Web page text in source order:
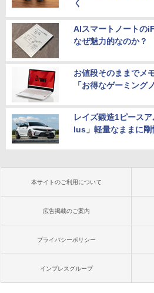
く
AIスマートノートの
なぜ魅力的なのか？
お値段そのままでメ
「お得なゲーミング
レイズ鍛造1ピース
lus」軽量なままに剛
本サイトのご利用について
広告掲載のご案内
プライバシーポリシー
インプレスグループ